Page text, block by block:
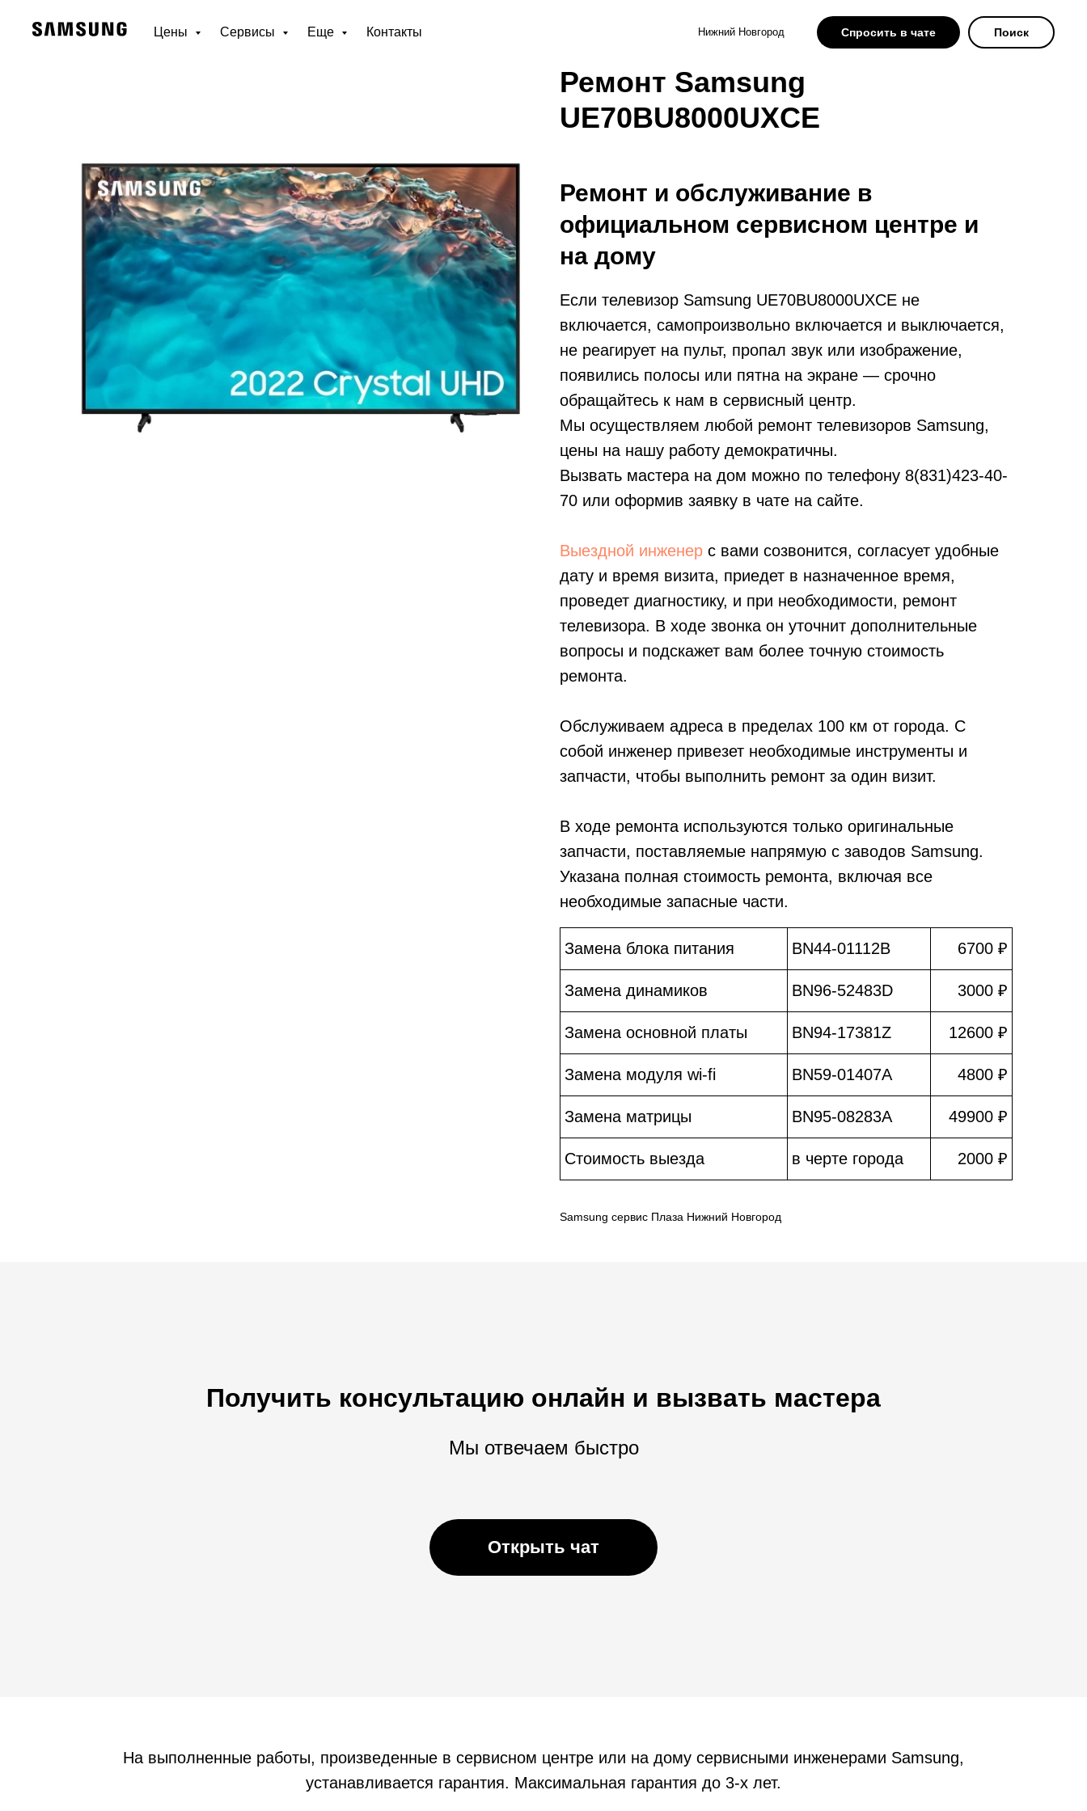
Цены Сервисы Еще Контакты Нижний Новгород Спросить в чате Поиск
Ремонт Samsung
UE70BU8000UXCE
Ремонт и обслуживание в
официальном сервисном центре и
на дому
Если телевизор Samsung UE70BU8000UXCE не
включается, самопроизвольно включается и выключается,
не реагирует на пульт, пропал звук или изображение,
появились полосы или пятна на экране — срочно
обращайтесь к нам в сервисный центр.
Мы осуществляем любой ремонт телевизоров Samsung,
цены на нашу работу демократичны.
Вызвать мастера на дом можно по телефону 8(831)423-40-
70 или оформив заявку в чате на сайте.
Выездной инженер с вами созвонится, согласует удобные
дату и время визита, приедет в назначенное время,
проведет диагностику, и при необходимости, ремонт
телевизора. В ходе звонка он уточнит дополнительные
вопросы и подскажет вам более точную стоимость
ремонта.
Обслуживаем адреса в пределах 100 км от города. С
собой инженер привезет необходимые инструменты и
запчасти, чтобы выполнить ремонт за один визит.
В ходе ремонта используются только оригинальные
запчасти, поставляемые напрямую с заводов Samsung.
Указана полная стоимость ремонта, включая все
необходимые запасные части.
Замена блока питания BN44-01112B 6700 ₽
Замена динамиков BN96-52483D 3000 ₽
Замена основной платы BN94-17381Z 12600 ₽
Замена модуля wi-fi BN59-01407A 4800 ₽
Замена матрицы BN95-08283A 49900 ₽
Стоимость выезда в черте города 2000 ₽
Samsung сервис Плаза Нижний Новгород
Получить консультацию онлайн и вызвать мастера
Мы отвечаем быстро
Открыть чат
На выполненные работы, произведенные в сервисном центре или на дому сервисными инженерами Samsung,
устанавливается гарантия. Максимальная гарантия до 3-х лет.